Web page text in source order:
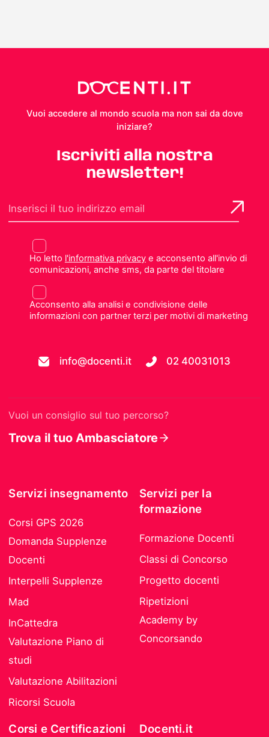
Vuoi accedere al mondo scuola ma non sai da dove
iniziare?
Iscriviti alla nostra
newsletter!
Ho letto l'informativa privacye acconsento all'invio di
comunicazioni, anche sms, da parte del titolare
Acconsento alla analisi e condivisione delle
informazioni con partner terzi per motivi di marketing
info@docenti.it 02 40031013
Vuoi un consiglio sul tuo percorso?
Trova il tuo Ambasciatore
Servizi insegnamento
Corsi GPS 2026
Domanda Supplenze
Docenti
Interpelli Supplenze
Mad
InCattedra
Valutazione Piano di
studi
Valutazione Abilitazioni
Ricorsi Scuola
Servizi per la
formazione
Formazione Docenti
Classi di Concorso
Progetto docenti
Ripetizioni
Academy by
Concorsando
Corsi e Certificazioni Docenti.it